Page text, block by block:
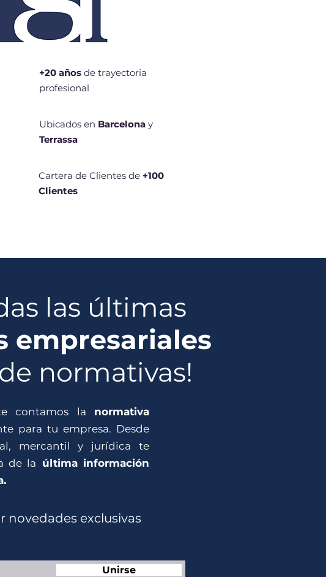
+20 años de trayectoria
profesional
Ubicados en Barcelona y
Terrassa
Cartera de Clientes de +100
Clientes
modelo 720
las últimas
empresariales
normativas!
contamos la normativa
para tu empresa. Desde
mercantil y jurídica te
de la última información
novedades exclusivas
Unirse